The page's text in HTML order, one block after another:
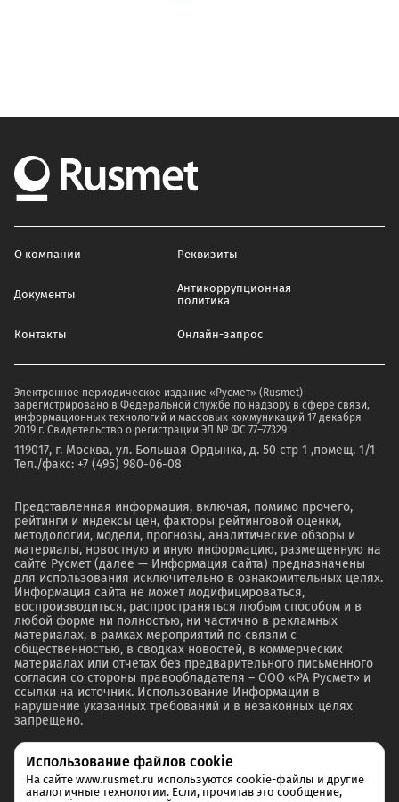
О компании Реквизиты
Документы
Антикоррупционная
политика
Контакты Онлайн-запрос
Электронное периодическое издание «Русмет» (Rusmet)
зарегистрировано в Федеральной службе по надзору в сфере связи,
информационных технологий и массовых коммуникаций 17 декабря
2019 г. Свидетельство о регистрации ЭЛ № ФС 77–77329
119017, г. Москва, ул. Большая Ордынка, д. 50 стр 1 ,помещ. 1/1
Тел./факс: +7 (495) 980-06-08
Представленная информация, включая, помимо прочего,
рейтинги и индексы цен, факторы рейтинговой оценки,
методологии, модели, прогнозы, аналитические обзоры и
материалы, новостную и иную информацию, размещенную на
сайте Русмет (далее — Информация сайта) предназначены
для использования исключительно в ознакомительных целях.
Информация сайта не может модифицироваться,
воспроизводиться, распространяться любым способом и в
любой форме ни полностью, ни частично в рекламных
материалах, в рамках мероприятий по связям с
общественностью, в сводках новостей, в коммерческих
материалах или отчетах без предварительного письменного
согласия со стороны правообладателя – ООО «РА Русмет» и
ссылки на источник. Использование Информации в
нарушение указанных требований и в незаконных целях
запрещено.
Использование файлов cookie
На сайте www.rusmet.ru используются cookie-файлы и другие
аналогичные технологии. Если, прочитав это сообщение,